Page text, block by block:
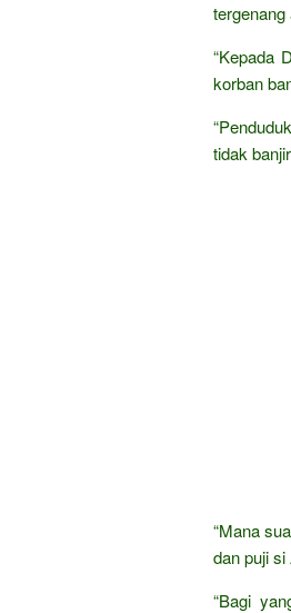
tergenang
“Kepada
korban
tidak
“Mana
dan puji
“Bagi